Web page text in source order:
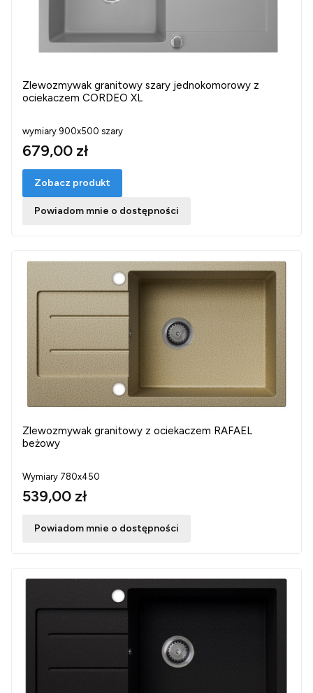
Zlewozmywak granitowy szary jednokomorowy z
ociekaczem CORDEO XL
wymiary 900x500 szary
679,00 zł
Zobacz produkt
Powiadom mnie o dostępności
Zlewozmywak granitowy z ociekaczem RAFAEL
beżowy
Wymiary 780x450
539,00 zł
Powiadom mnie o dostępności